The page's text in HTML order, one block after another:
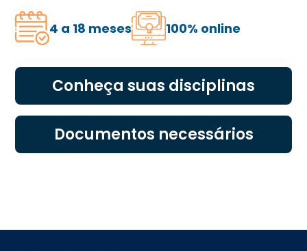
4 a 18 meses 100% online
Conheça suas disciplinas
Documentos necessários